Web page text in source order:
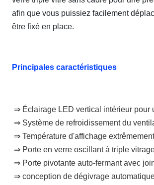
afin que vous puissiez facilement
être fixé en place.
Principales caractéristiques
⇒ Éclairage LED vertical intérieur pour
⇒ Système de refroidissement du
⇒ Température d'affichage
⇒ Porte en verre oscillant à triple
⇒ Porte pivotante auto-fermant avec
⇒ conception de dégivrage